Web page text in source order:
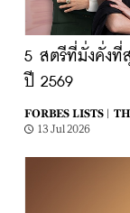
5 สตรีที่มั่งคั่งที่
ปี 2569
FORBES LISTS |
13 Jul 2026